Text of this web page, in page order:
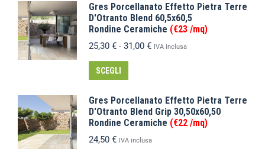
Gres Porcellanato Effetto Pietra Terre
D'Otranto Blend 60,5x60,5
Rondine Ceramiche (€23 /mq)
25,30 € - 31,00 € IVA inclusa
SCEGLI
Gres Porcellanato Effetto Pietra Terre
D'Otranto Blend Grip 30,50x60,50
Rondine Ceramiche (€22 /mq)
24,50 € IVA inclusa